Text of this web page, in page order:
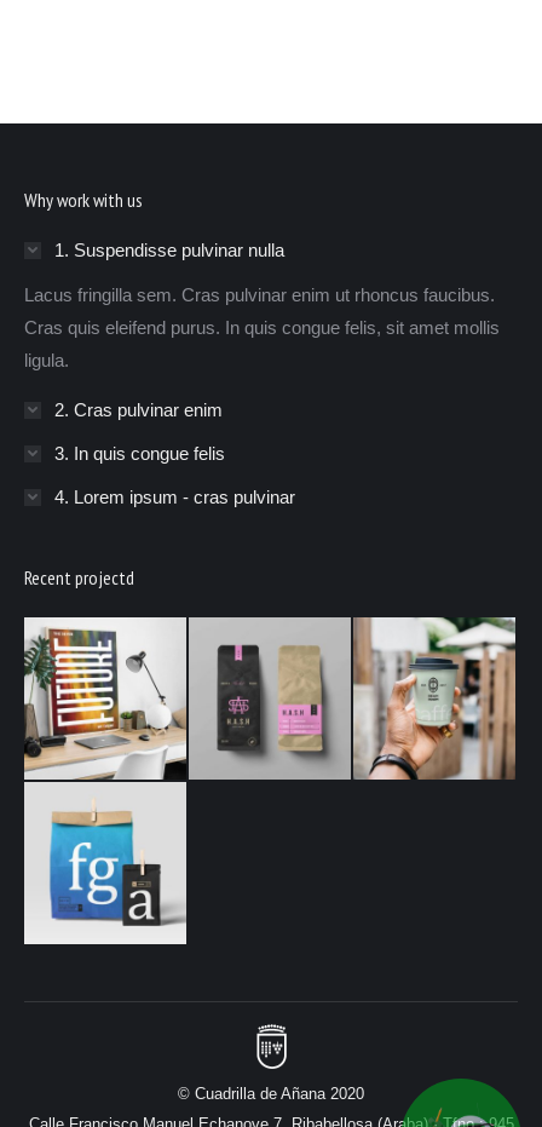
Why work with us
1. Suspendisse pulvinar nulla
Lacus fringilla sem. Cras pulvinar enim ut rhoncus faucibus.
Cras quis eleifend purus. In quis congue felis, sit amet mollis
ligula.
2. Cras pulvinar enim
3. In quis congue felis
4. Lorem ipsum - cras pulvinar
Recent projectd
© Cuadrilla de Añana 2020